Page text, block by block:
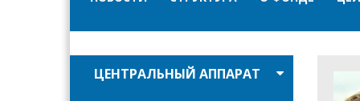
ЦЕНТРАЛЬНЫЙ АППАРАТ